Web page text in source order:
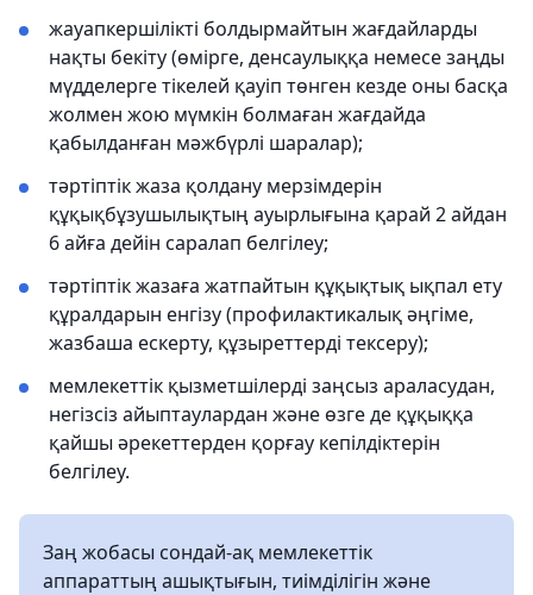
жауапкершілікті болдырмайтын жағдайларды
нақты бекіту (өмірге, денсаулыққа немесе заңды
мүдделерге тікелей қауіп төнген кезде оны басқа
жолмен жою мүмкін болмаған жағдайда
қабылданған мәжбүрлі шаралар);
тәртіптік жаза қолдану мерзімдерін
құқықбұзушылықтың ауырлығына қарай 2 айдан
6 айға дейін саралап белгілеу;
тәртіптік жазаға жатпайтын құқықтық ықпал ету
құралдарын енгізу (профилактикалық әңгіме,
жазбаша ескерту, құзыреттерді тексеру);
мемлекеттік қызметшілерді заңсыз араласудан,
негізсіз айыптаулардан және өзге де құқыққа
қайшы әрекеттерден қорғау кепілдіктерін
белгілеу.
Заң жобасы сондай-ақ мемлекеттік
аппараттың ашықтығын, тиімділігін және